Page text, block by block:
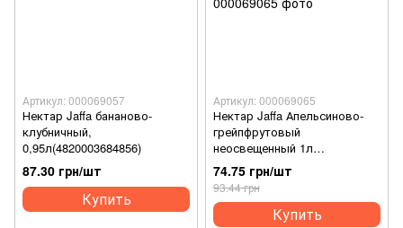
Артикул: 000069057
Нектар Jaffa бананово-
клубничный,
0,95л(4820003684856)
87.30 грн/шт
Купить
Артикул: 000069065
Нектар Jaffa Апельсиново-
грейпфрутовый
неосвещенный 1л
(4820003686164)
74.75 грн/шт
93.44 грн
Купить